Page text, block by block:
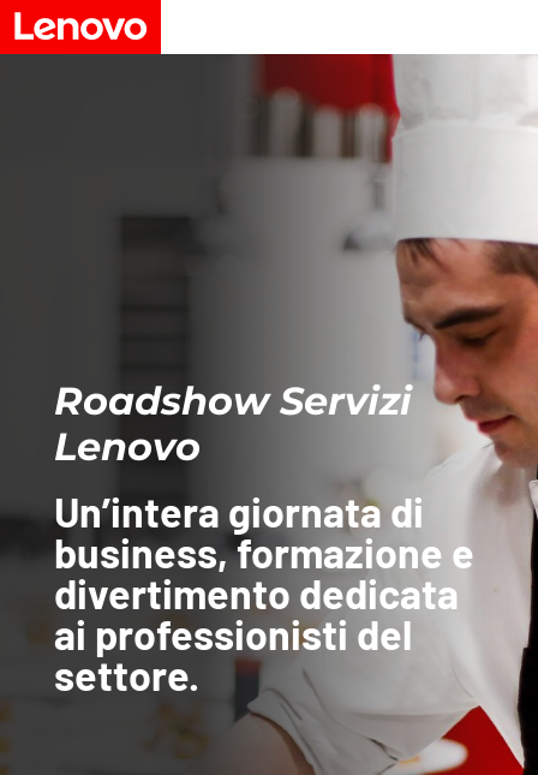
Roadshow Servizi
Lenovo
Un’intera giornata di
business, formazione e
divertimento dedicata
ai professionisti del
settore.